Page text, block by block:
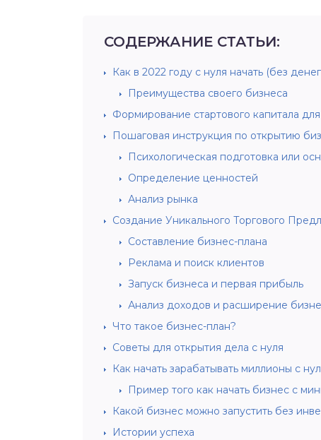
СОДЕРЖАНИЕ СТАТЬИ:
Как в 2022 году с нуля начать (без
Преимущества своего бизнеса
Формирование стартового капитала
Пошаговая инструкция по открытию
Психологическая подготовка или
Определение ценностей
Анализ рынка
Создание Уникального Торгового
Составление бизнес-плана
Реклама и поиск клиентов
Запуск бизнеса и первая прибыль
Анализ доходов и расширение
Что такое бизнес-план?
Советы для открытия дела с нуля
Как начать зарабатывать миллионы с
Пример того как начать бизнес с
Какой бизнес можно запустить без
Истории успеха